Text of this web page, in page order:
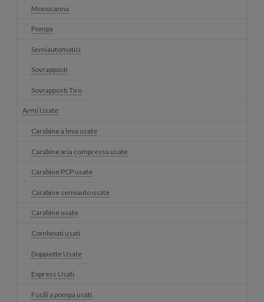
Monocanna
Pompa
Semiautomatici
Sovrapposti
Sovrapposti Tiro
Armi Usate
Carabine a leva usate
Carabine aria compressa usate
Carabine PCP usate
Carabine semiauto usate
Carabine usate
Combinati usati
Doppiette Usate
Express Usati
Fucili a pompa usati